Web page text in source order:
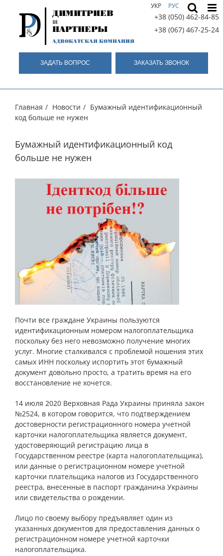
ДИМИТРИЕВ
и
ПАРТНЕРЫ
АДВОКАТСКАЯ КОМПАНИЯ
УКР РУС
+38 (050) 462-84-85
+38 (067) 467-25-24
ЗАДАТЬ ВОПРОС ЗАКАЗАТЬ ЗВОНОК
Главная / Новости / Бумажный идентификационный
код больше не нужен
Бумажный идентификационный код
больше не нужен
Почти все граждане Украины пользуются
идентификационным номером налогоплательщика
поскольку без него невозможно получение многих
услуг. Многие сталкивался с проблемой ношения этих
самых ИНН поскольку испортить этот бумажный
документ довольно просто, а тратить время на его
восстановление не хочется.
14 июля 2020 Верховная Рада Украины приняла закон
№2524, в котором говорится, что подтверждением
достоверности регистрационного номера учетной
карточки налогоплательщика является документ,
удостоверяющий регистрацию лица в
Государственном реестре (карта налогоплательщика),
или данные о регистрационном номере учетной
карточки плательщика налогов из Государственного
реестра, внесенные в паспорт гражданина Украины
или свидетельства о рождении.
Лицо по своему выбору предъявляет один из
указанных документов для предоставления данных о
регистрационном номере учетной карточки
налогоплательщика.